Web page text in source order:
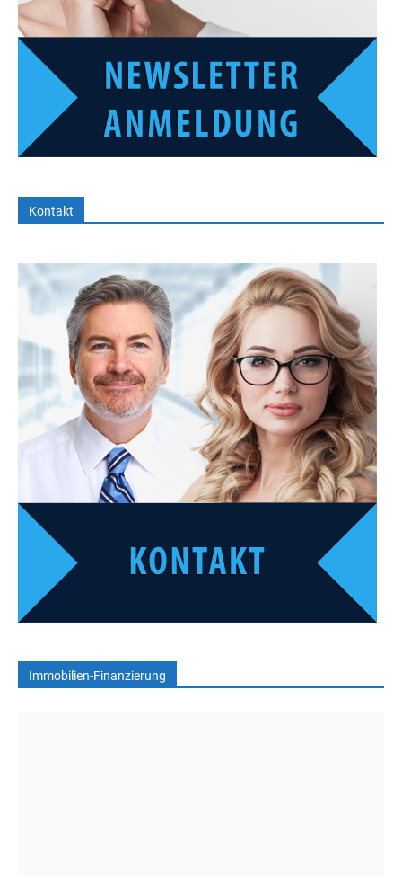
Kontakt
Immobilien-Finanzierung